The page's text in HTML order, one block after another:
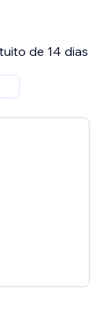
de 14 dias